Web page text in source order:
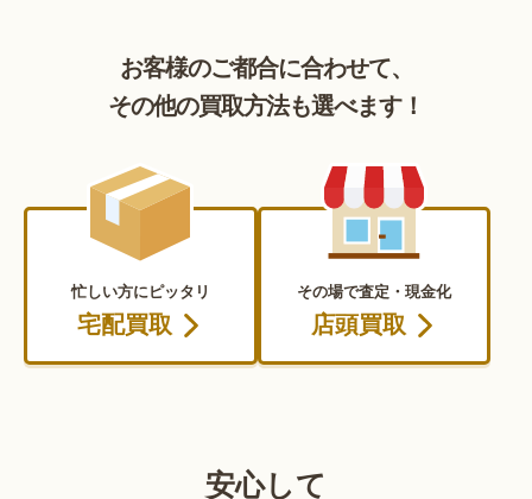
お客様のご都合に合わせて、
その他の買取方法も選べます！
忙しい方にピッタリ
宅配買取
その場で査定・現金化
店頭買取
安心して